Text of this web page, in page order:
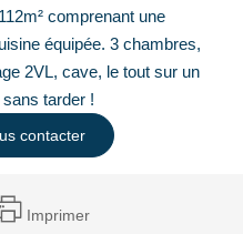
comprenant une
équipée. 3 chambres,
2VL, cave, le tout sur un
tarder !
contacter
Imprimer